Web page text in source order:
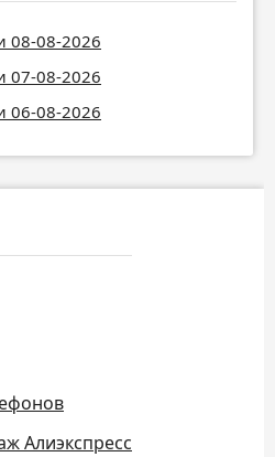
08-08-2026
07-08-2026
06-08-2026
Алиэкспресс